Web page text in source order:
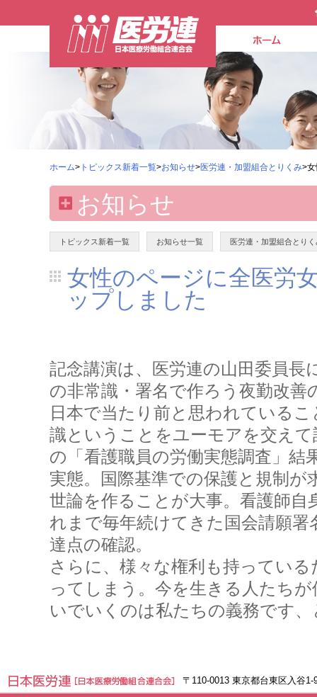
ホーム> トピックス新着一覧>お知らせ>医労連・加盟組合とりくみ>
お知らせ
トピックス新着一覧 お知らせ一覧 医労連・加盟組合とり
女性のページに全医労
ップしました
記念講演は、医労連の山田委員長
の非常識・署名で作ろう夜勤改善
日本で当たり前と思われている
識ということをユーモアを交え
の「看護職員の労働実態調査」
実態。国際基準での保護と規制
世論を作ることが大事。看護師
れまで毎年続けてきた国会請願
達点の確認。
さらに、様々な権利も持ってい
ってしまう。今を生きる人たち
いでいくのは私たちの義務です
〒110-0013 東京都台東区入谷